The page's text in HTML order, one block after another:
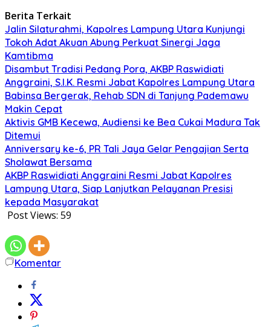
Berita Terkait
Jalin Silaturahmi, Kapolres Lampung Utara Kunjungi
Tokoh Adat Akuan Abung Perkuat Sinergi Jaga
Kamtibma
Disambut Tradisi Pedang Pora, AKBP Raswidiati
Anggraini, S.I.K. Resmi Jabat Kapolres Lampung Utara
Babinsa Bergerak, Rehab SDN di Tanjung Pademawu
Makin Cepat
Aktivis GMB Kecewa, Audiensi ke Bea Cukai Madura Tak
Ditemui
Anniversary ke-6, PR Tali Jaya Gelar Pengajian Serta
Sholawat Bersama
AKBP Raswidiati Anggraini Resmi Jabat Kapolres
Lampung Utara, Siap Lanjutkan Pelayanan Presisi
kepada Masyarakat
Post Views: 59
Komentar